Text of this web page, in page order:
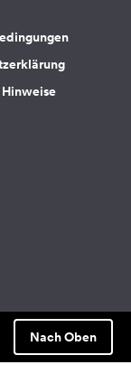
Nach Oben